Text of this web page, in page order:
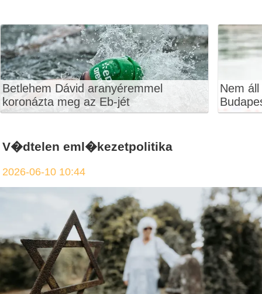
Betlehem Dávid aranyéremmel
koronázta meg az Eb-jét
Nem
V�dtelen eml�kezetpolitika
2026-06-10 10:44